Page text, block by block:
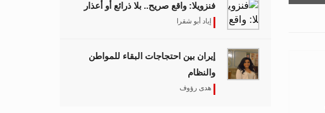
فنزويلا: واقع صريح.. بلا ذرائع أو أعذار
إياد أبو شقرا
إيران بين احتجاجات البقاء للمواطن
والنظام
هدى رؤوف